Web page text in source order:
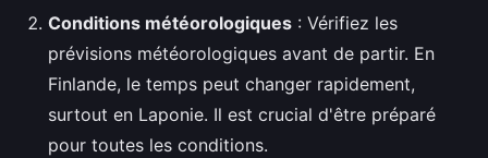
Conditions météorologiques : Vérifiez les
prévisions météorologiques avant de partir. En
Finlande, le temps peut changer rapidement,
surtout en Laponie. Il est crucial d'être préparé
pour toutes les conditions.